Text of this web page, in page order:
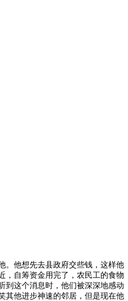
。他想先去县政府交些钱，这样他
，自筹资金用完了，农民工的食物
到这个消息时，他们被深深地感动
其他进步神速的邻居，但是现在他